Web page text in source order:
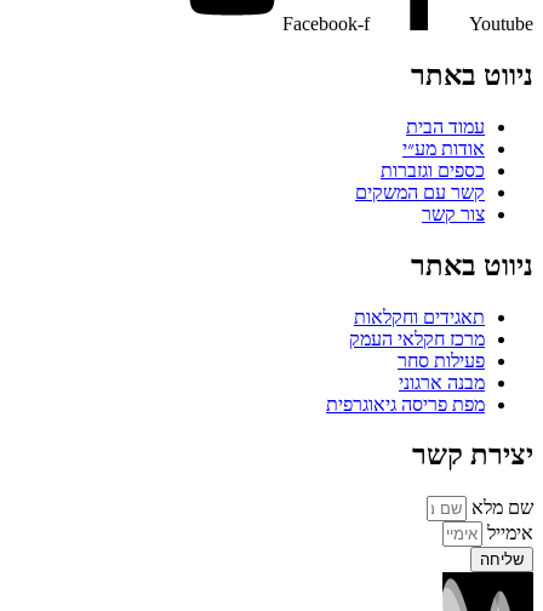
Facebook-f Youtube
ניווט באתר
עמוד הבית
אודות מע״י
כספים וגזברות
קשר עם המשקים
צור קשר
ניווט באתר
תאגידים וחקלאות
מרכז חקלאי העמק
פעילות סחר
מבנה ארגוני
מפת פריסה גיאוגרפית
יצירת קשר
שם מלא
אימייל
שליחה